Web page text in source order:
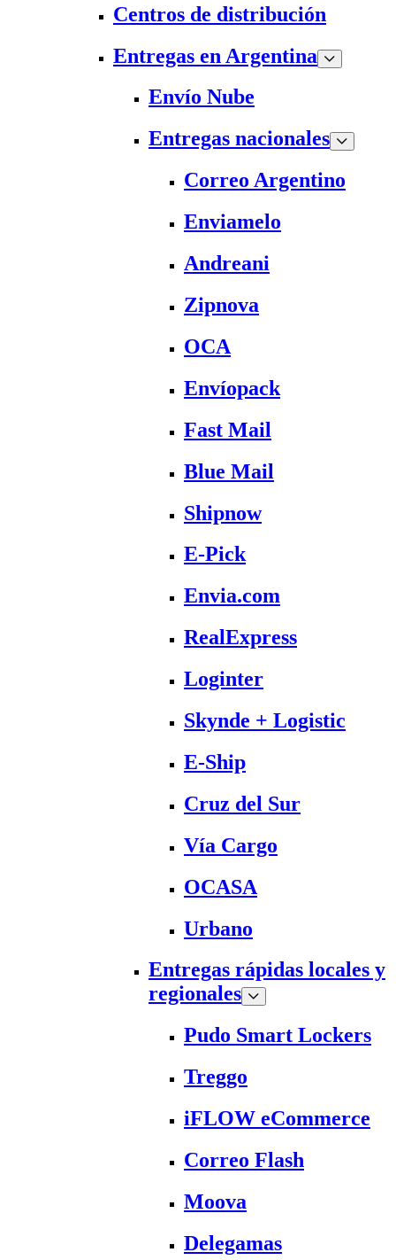
Centros de distribución
Entregas en Argentina
Envío Nube
Entregas nacionales
Correo Argentino
Enviamelo
Andreani
Zipnova
OCA
Envíopack
Fast Mail
Blue Mail
Shipnow
E-Pick
Envia.com
RealExpress
Loginter
Skynde + Logistic
E-Ship
Cruz del Sur
Vía Cargo
OCASA
Urbano
Entregas rápidas locales y
regionales
Pudo Smart Lockers
Treggo
iFLOW eCommerce
Correo Flash
Moova
Delegamas